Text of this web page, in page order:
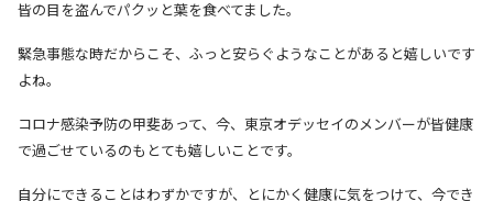
皆の目を盗んでパクッと葉を食べてました。
緊急事態な時だからこそ、ふっと安らぐようなことがあると嬉しいです
よね。
コロナ感染予防の甲斐あって、今、東京オデッセイのメンバーが皆健康
で過ごせているのもとても嬉しいことです。
自分にできることはわずかですが、とにかく健康に気をつけて、今でき